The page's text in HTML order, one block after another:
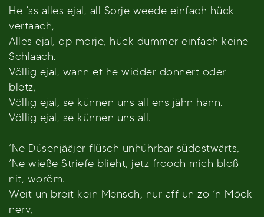
He ’ss alles ejal, all Sorje weede einfach hück
vertaach,
Alles ejal, op morje, hück dummer einfach keine
Schlaach.
Völlig ejal, wann et he widder donnert oder
bletz,
Völlig ejal, se künnen uns all ens jähn hann.
Völlig ejal, se künnen uns all.
’Ne Düsenjääjer flüsch unhührbar südostwärts,
’Ne wieße Striefe blieht, jetz frooch mich bloß
nit, woröm.
Weit un breit kein Mensch, nur aff un zo ’n Möck
nerv,